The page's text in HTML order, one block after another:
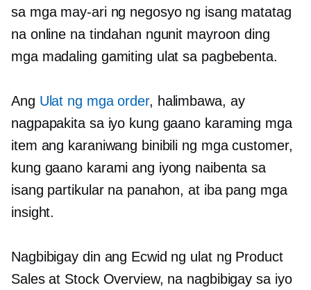
sa mga may-ari ng negosyo ng isang matatag
na online na tindahan ngunit mayroon ding
mga madaling gamiting ulat sa pagbebenta.
Ang Ulat ng mga order, halimbawa, ay
nagpapakita sa iyo kung gaano karaming mga
item ang karaniwang binibili ng mga customer,
kung gaano karami ang iyong naibenta sa
isang partikular na panahon, at iba pang mga
insight.
Nagbibigay din ang Ecwid ng ulat ng Product
Sales at Stock Overview, na nagbibigay sa iyo